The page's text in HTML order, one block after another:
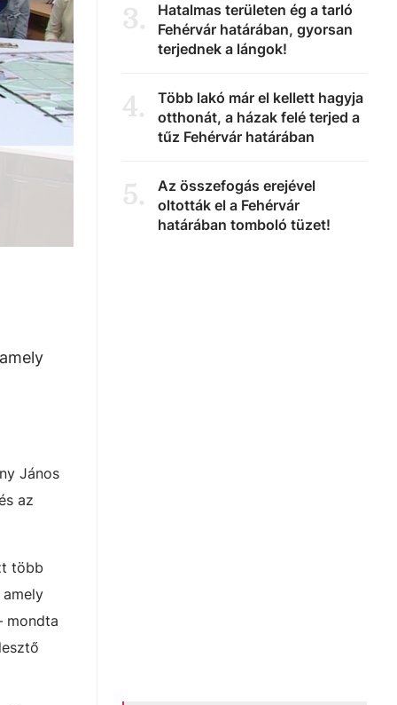
János
az
több
mondta
3.
Hatalmas területen ég a tarló
Fehérvár határában, gyorsan
terjednek a lángok!
4.
Több lakó már el kellett hagyja
otthonát, a házak felé terjed a
tűz Fehérvár határában
5.
Az összefogás erejével
oltották el a Fehérvár
határában tomboló tüzet!